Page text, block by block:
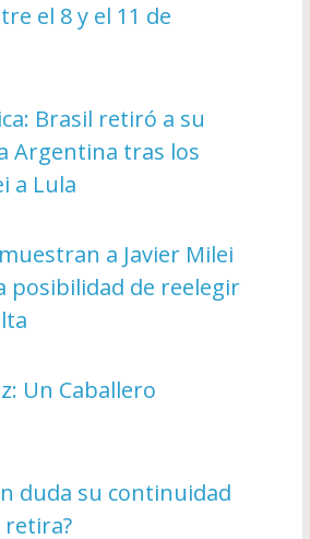
el 8 y el 11 de
Brasil retiró a su
Argentina tras los
a Lula
a Javier Milei
posibilidad de reelegir
Un Caballero
duda su continuidad
retira?